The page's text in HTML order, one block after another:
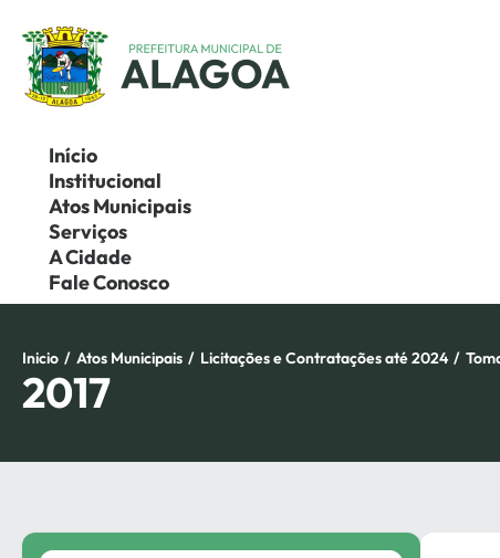
para
conteúdo
Início
Institucional
Atos Municipais
Serviços
A Cidade
Fale Conosco
Inicio / Atos Municipais / Licitações e Contratações até 2024 /
2017